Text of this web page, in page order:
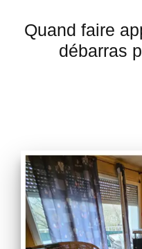
Quand faire
débarras